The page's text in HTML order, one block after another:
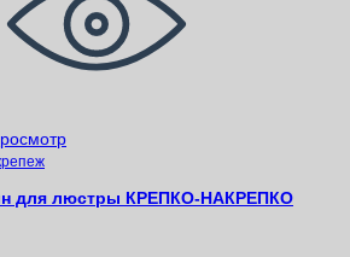
для люстры КРЕПКО-НАКРЕПКО